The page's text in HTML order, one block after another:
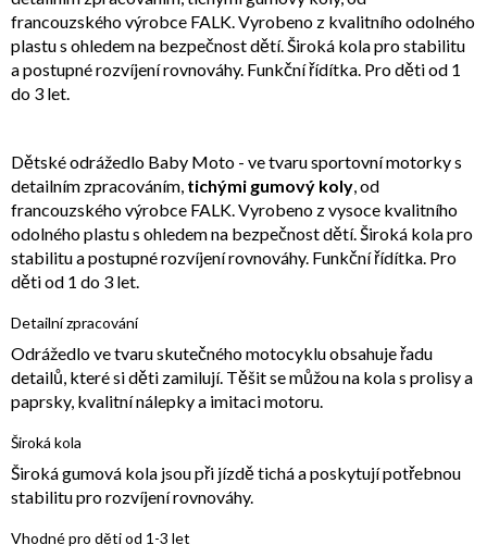
francouzského výrobce FALK. Vyrobeno z kvalitního odolného
plastu s ohledem na bezpečnost dětí. Široká kola pro stabilitu
a postupné rozvíjení rovnováhy. Funkční řídítka. Pro děti od 1
do 3 let.
Dětské odrážedlo Baby Moto - ve tvaru sportovní motorky s
detailním zpracováním, tichými gumový koly, od
francouzského výrobce FALK. Vyrobeno z vysoce kvalitního
odolného plastu s ohledem na bezpečnost dětí. Široká kola pro
stabilitu a postupné rozvíjení rovnováhy. Funkční řídítka. Pro
děti od 1 do 3 let.
Detailní zpracování
Odrážedlo ve tvaru skutečného motocyklu obsahuje řadu
detailů, které si děti zamilují. Těšit se můžou na kola s prolisy a
paprsky, kvalitní nálepky a imitaci motoru.
Široká kola
Široká gumová kola jsou při jízdě tichá a poskytují potřebnou
stabilitu pro rozvíjení rovnováhy.
Vhodné pro děti od 1-3 let